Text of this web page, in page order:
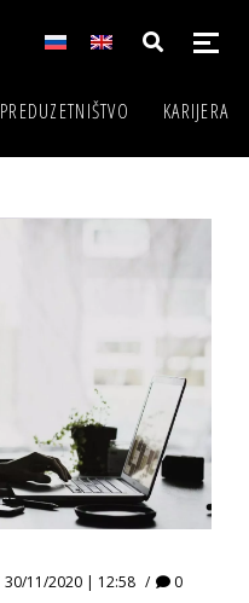
PREDUZETNIŠTVO KARIJERA
30/11/2020 | 12:58 0